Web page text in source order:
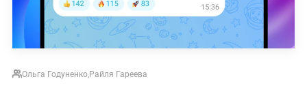
Ольга Годуненко,Райля Гареева